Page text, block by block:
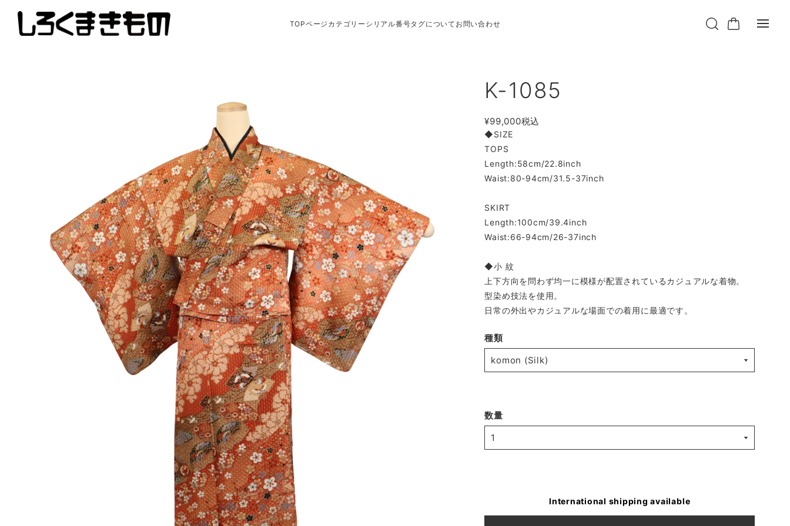
TOPページ カテゴリー シリアル番号タグについて お問い合わせ
K-1085
¥99,000税込
◆SIZE
TOPS
Length:58cm/22.8inch
Waist:80-94cm/31.5-37inch
SKIRT
Length:100cm/39.4inch
Waist:66-94cm/26-37inch
◆小 紋
上下方向を問わず均一に模様が配置されているカジュアルな着物。
型染め技法を使用。
日常の外出やカジュアルな場面での着用に最適です。
種類
数量
International shipping available